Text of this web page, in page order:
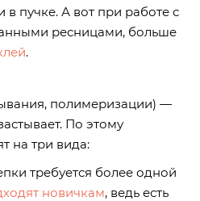
в пучке. А вот при работе с
ресницами, больше
.
полимеризации) —
По этому
на три вида:
требуется более одной
новичкам, ведь есть